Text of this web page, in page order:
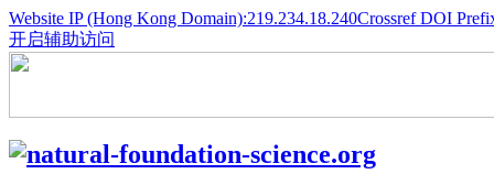
Website IP (Hong Kong Domain):219.234.18.240Crossref DOI
开启辅助访问